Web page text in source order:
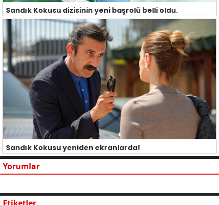
Sandık Kokusu dizisinin yeni başrolü belli oldu.
Sandık Kokusu yeniden ekranlarda!
Yorumlar